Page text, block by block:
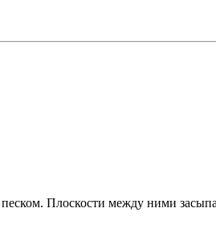
Плоскости между ними